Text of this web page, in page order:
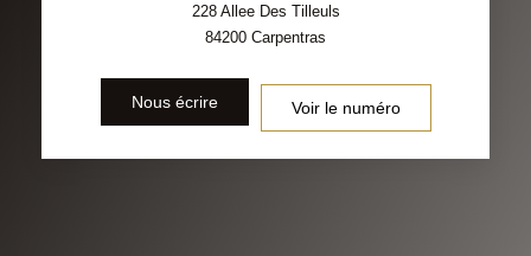
228 Allee Des Tilleuls
84200 Carpentras
Nous écrire Voir le numéro